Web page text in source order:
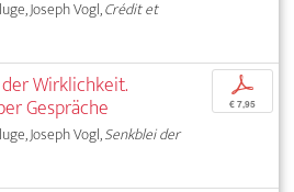
Joseph Vogl,Crédit et
Wirklichkeit.
Gespräche
Joseph Vogl,Senkblei der
p
€ 7,95